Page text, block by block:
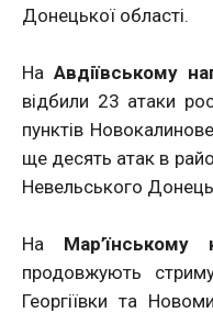
Донецької області.
На Авдіївському
відбили 23 атаки
пунктів
ще десять атак в
Невельського
На Мар’їнському
продовжують
Георгіївки та